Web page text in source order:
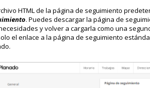
HTML de la página de seguimiento
. Puedes descargar la página de
y volver a cargarla como una
el enlace a la página de seguimiento